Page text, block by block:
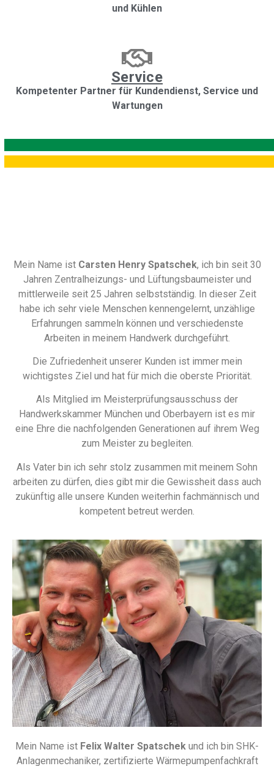
und Kühlen
Service
Kompetenter Partner für Kundendienst, Service und
Wartungen
Mein Name ist Carsten Henry Spatschek, ich bin seit 30
Jahren Zentralheizungs- und Lüftungsbaumeister und
mittlerweile seit 25 Jahren selbstständig. In dieser Zeit
habe ich sehr viele Menschen kennengelernt, unzählige
Erfahrungen sammeln können und verschiedenste
Arbeiten in meinem Handwerk durchgeführt.
Die Zufriedenheit unserer Kunden ist immer mein
wichtigstes Ziel und hat für mich die oberste Priorität.
Als Mitglied im Meisterprüfungsausschuss der
Handwerkskammer München und Oberbayern ist es mir
eine Ehre die nachfolgenden Generationen auf ihrem Weg
zum Meister zu begleiten.
Als Vater bin ich sehr stolz zusammen mit meinem Sohn
arbeiten zu dürfen, dies gibt mir die Gewissheit dass auch
zukünftig alle unsere Kunden weiterhin fachmännisch und
kompetent betreut werden.
Mein Name ist Felix Walter Spatschek und ich bin SHK-
Anlagenmechaniker, zertifizierte Wärmepumpenfachkraft